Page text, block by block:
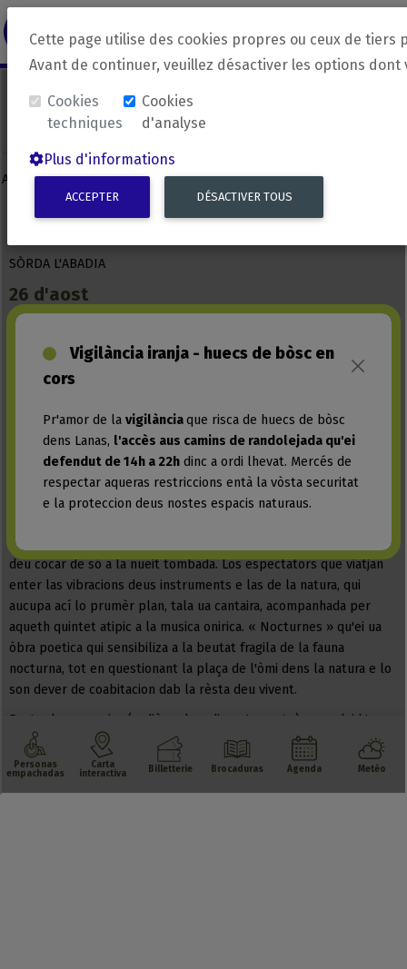
revirada Langue source Langue
Cette page utilise des cookies propres ou ceux de
Avant de continuer, veuillez désactiver les options dont
Cookies
techniques
Cookies
d'analyse
Plus d'informations
ACCEPTER DÉSACTIVER TOUS